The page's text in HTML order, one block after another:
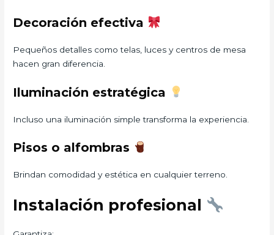
Decoración efectiva
Pequeños detalles como telas, luces y centros de mesa
hacen gran diferencia.
Iluminación estratégica
Incluso una iluminación simple transforma la experiencia.
Pisos o alfombras
Brindan comodidad y estética en cualquier terreno.
Instalación profesional